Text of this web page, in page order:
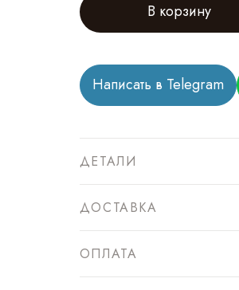
В корзину
Написать в Telegram
ДЕТАЛИ
ДОСТАВКА
ОПЛАТА